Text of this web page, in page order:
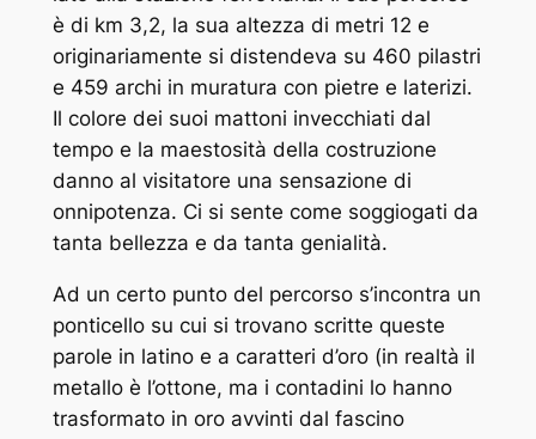
è di km 3,2, la sua altezza di metri 12 e
originariamente si distendeva su 460 pilastri
e 459 archi in muratura con pietre e laterizi.
Il colore dei suoi mattoni invecchiati dal
tempo e la maestosità della costruzione
danno al visitatore una sensazione di
onnipotenza. Ci si sente come soggiogati da
tanta bellezza e da tanta genialità.
Ad un certo punto del percorso s’incontra un
ponticello su cui si trovano scritte queste
parole in latino e a caratteri d’oro (in realtà il
metallo è l’ottone, ma i contadini lo hanno
trasformato in oro avvinti dal fascino